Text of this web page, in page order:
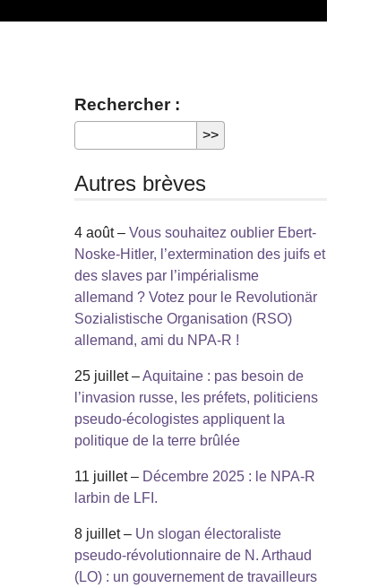
Rechercher :
Autres brèves
4 août – Vous souhaitez oublier Ebert-
Noske-Hitler, l’extermination des juifs et
des slaves par l’impérialisme
allemand ? Votez pour le Revolutionär
Sozialistische Organisation (RSO)
allemand, ami du NPA-R !
25 juillet –Aquitaine : pas besoin de
l’invasion russe, les préfets, politiciens
pseudo-écologistes appliquent la
politique de la terre brûlée
11 juillet – Décembre 2025 : le NPA-R
larbin de LFI.
8 juillet – Un slogan électoraliste
pseudo-révolutionnaire de N. Arthaud
(LO) : un gouvernement de travailleurs